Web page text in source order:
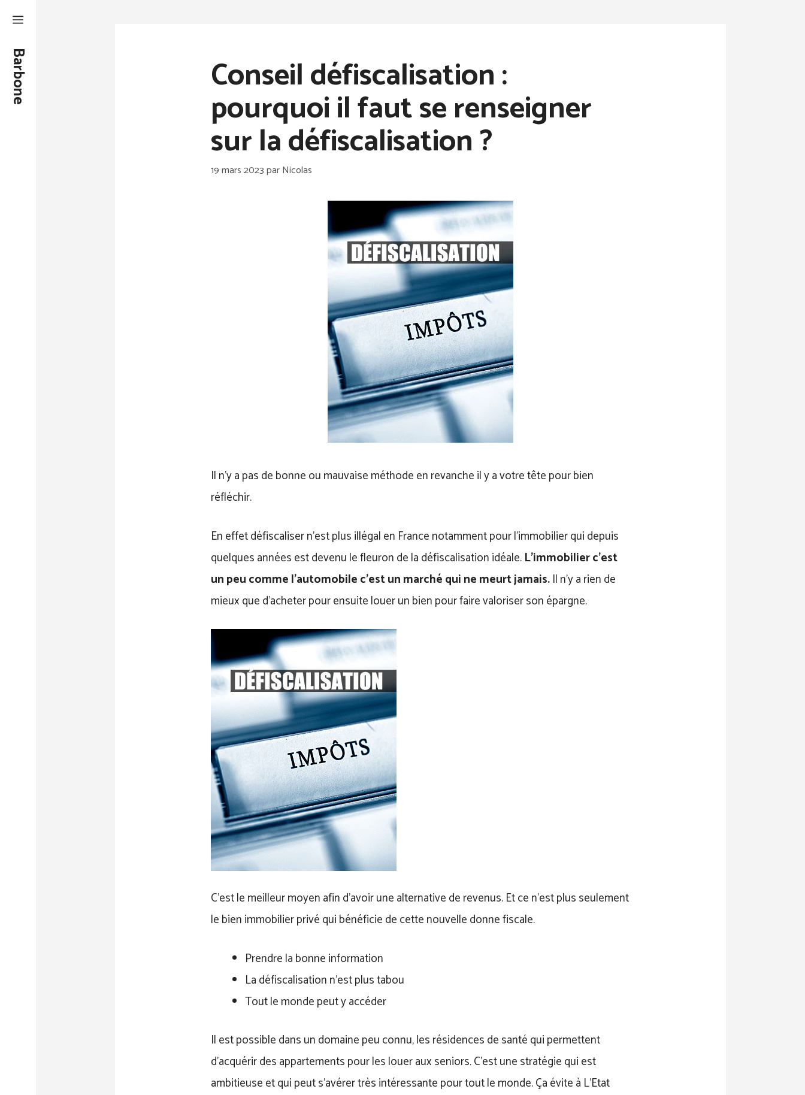
Barbone Conseil défiscalisation :
pourquoi il faut se renseigner
sur la défiscalisation ?
19 mars 2023parNicolas
Il n’y a pas de bonne ou mauvaise méthode en revanche il y a votre tête pour bien
réfléchir.
En effet défiscaliser n’est plus illégal en France notamment pour l’immobilier qui depuis
quelques années est devenu le fleuron de la défiscalisation idéale.L’immobilier c’est
un peu comme l’automobile c’est un marché qui ne meurt jamais.Il n’y a rien de
mieux que d’acheter pour ensuite louer un bien pour faire valoriser son épargne.
C’est le meilleur moyen afin d’avoir une alternative de revenus. Et ce n’est plus seulement
le bien immobilier privé qui bénéficie de cette nouvelle donne fiscale.
Prendre la bonne information
La défiscalisation n’est plus tabou
Tout le monde peut y accéder
Il est possible dans un domaine peu connu, les résidences de santé qui permettent
d’acquérir des appartements pour les louer aux seniors. C’est une stratégie qui est
ambitieuse et qui peut s’avérer très intéressante pour tout le monde. Ça évite à L’Etat